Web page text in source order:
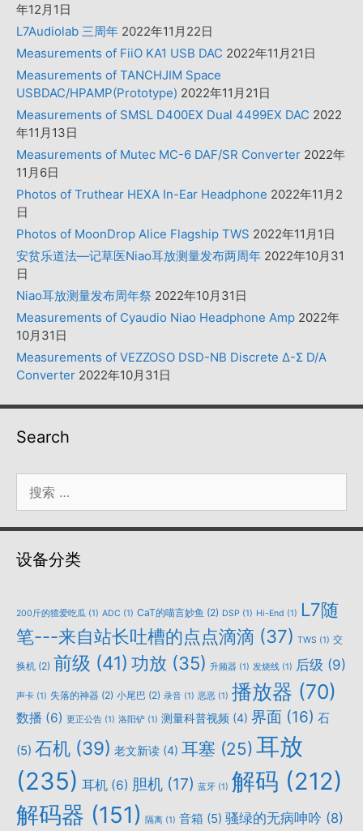
年12月1日
L7Audiolab 三周年 2022年11月22日
Measurements of FiiO KA1 USB DAC 2022年11月21日
Measurements of TANCHJIM Space
USBDAC/HPAMP(Prototype) 2022年11月21日
Measurements of SMSL D400EX Dual 4499EX DAC 2022
年11月13日
Measurements of Mutec MC-6 DAF/SR Converter 2022年
11月6日
Photos of Truthear HEXA In-Ear Headphone 2022年11月2
日
Photos of MoonDrop Alice Flagship TWS 2022年11月1日
安贫乐道法—记草医Niao耳放测量发布两周年 2022年10月31
日
Niao耳放测量发布周年祭 2022年10月31日
Measurements of Cyaudio Niao Headphone Amp 2022年
10月31日
Measurements of VEZZOSO DSD-NB Discrete Δ-Σ D/A
Converter 2022年10月31日
Search
索：
设备分类
200斤的猹爱吃瓜 (1) ADC (1) CaT的喵言妙鱼 (2) DSP (1) Hi-End (1) L7随
笔---来自站长吐槽的点点滴滴 (37) TWS (1) 交
换机 (2) 前级 (41) 功放 (35) 升频器 (1) 发烧线 (1) 后级 (9)
声卡 (1) 失落的神器 (2) 小尾巴 (2) 录音 (1) 恶恶 (1) 播放器 (70)
数播 (6) 更正公告 (1) 洛阳铲 (1) 测量科普视频 (4) 界面 (16) 石
(5) 石机 (39) 老文新读 (4) 耳塞 (25) 耳放
(235) 耳机 (6) 胆机 (17) 蓝牙 (1) 解码 (212)
解码器 (151) 隔离 (1) 音箱 (5) 骚绿的无病呻吟 (8)